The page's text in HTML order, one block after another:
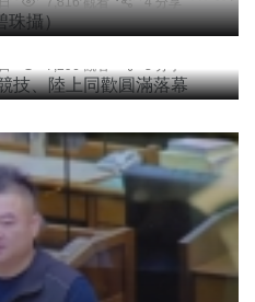
競技、陸上同歡圓滿落幕
7,296 觀看 3 分享